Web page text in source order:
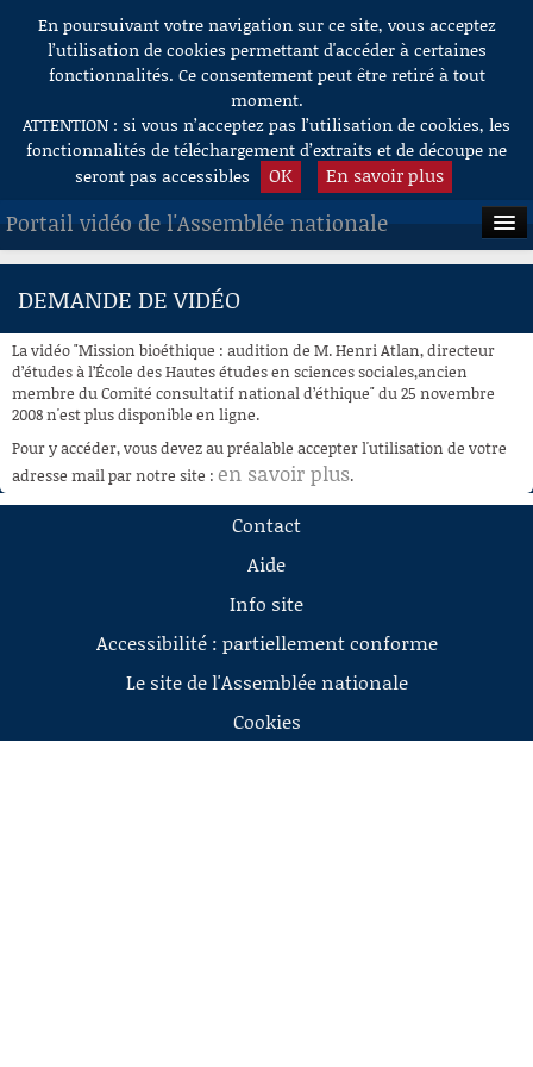
Aller au contenu
En poursuivant votre navigation sur ce site, vous acceptez
l’utilisation de cookies permettant d'accéder à certaines
fonctionnalités. Ce consentement peut être retiré à tout
moment.
ATTENTION : si vous n’acceptez pas l’utilisation de cookies, les
fonctionnalités de téléchargement d’extraits et de découpe ne
seront pas accessibles
OK En savoir plus
Portail vidéo de l'Assemblée nationale
ACCUEIL
À LA DEMANDE
RECHERCHE
AIDE À LA DÉCOUPE
DE VIDÉOS
DEMANDE DE VIDÉO
La vidéo "Mission bioéthique : audition de M. Henri Atlan, directeur
d’études à l’École des Hautes études en sciences sociales,ancien
membre du Comité consultatif national d’éthique" du 25 novembre
2008 n'est plus disponible en ligne.
Pour y accéder, vous devez au préalable accepter l'utilisation de votre
adresse mail par notre site : en savoir plus.
Contact
Aide
Info site
Accessibilité : partiellement conforme
Le site de l'Assemblée nationale
Cookies